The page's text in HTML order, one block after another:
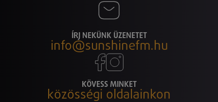
ÍRJ NEKÜNK ÜZENETET
info@sunshinefm.hu
KÖVESS MINKET
közösségi oldalainkon